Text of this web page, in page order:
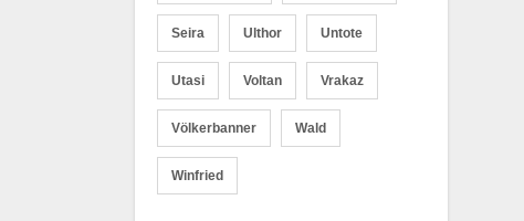
Seira Ulthor Untote
Utasi Voltan Vrakaz
Völkerbanner Wald
Winfried